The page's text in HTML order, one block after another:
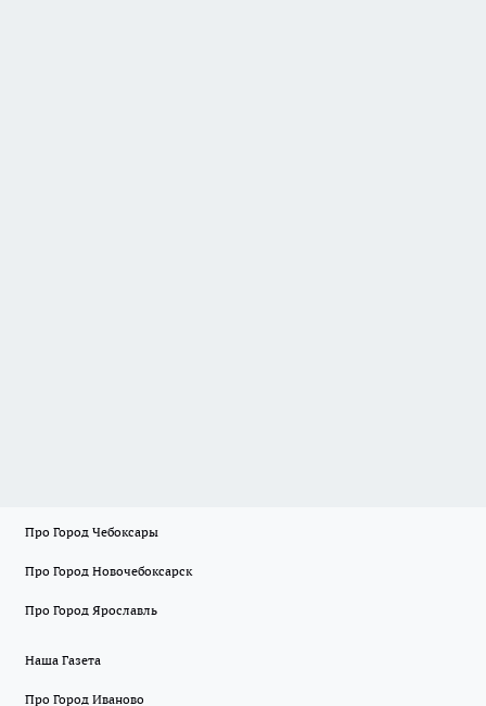
Про Город Чебоксары
Про Город Новочебоксарск
Про Город Ярославль
Наша Газета
Про Город Иваново